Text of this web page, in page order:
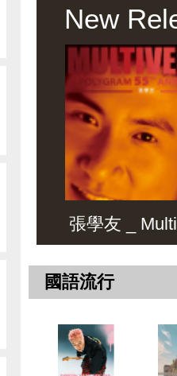
New
張學友 _
國語流行